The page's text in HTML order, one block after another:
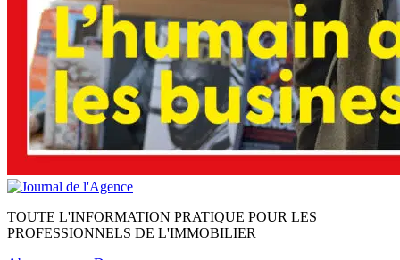
TOUTE L'INFORMATION PRATIQUE POUR LES
PROFESSIONNELS DE L'IMMOBILIER